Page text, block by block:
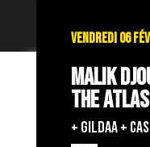
VENDREDI 06
MALIK
THE
+ GILDAA +